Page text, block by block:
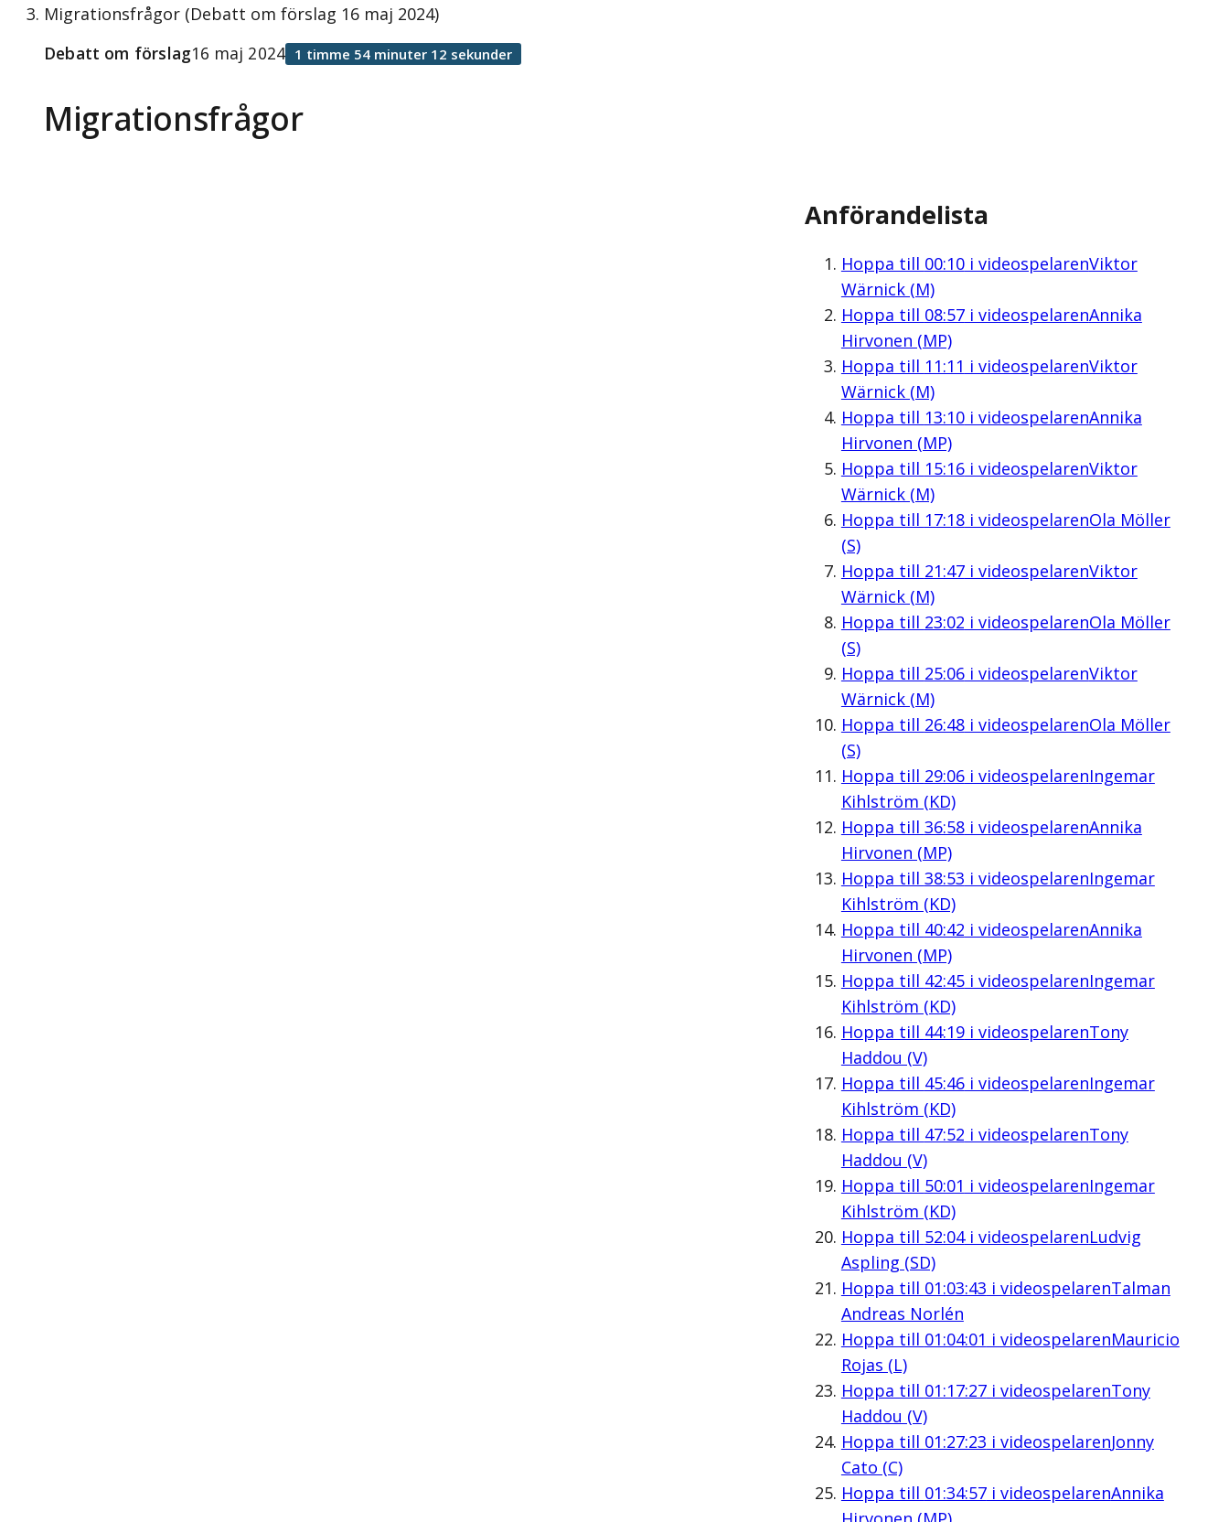
Migrationsfrågor (Debatt om förslag 16 maj 2024)
Migrationsfrågor
Debatt om förslag16 maj 2024 1 timme 54 minuter 12 sekunder
Anförandelista
Hoppa till 00:10i videospelarenViktor
Wärnick (M)
Hoppa till 08:57i videospelarenAnnika
Hirvonen (MP)
Hoppa till 11:11 i videospelarenViktor
Wärnick (M)
Hoppa till 13:10i videospelarenAnnika
Hirvonen (MP)
Hoppa till 15:16i videospelarenViktor
Wärnick (M)
Hoppa till 17:18i videospelarenOla Möller
(S)
Hoppa till 21:47i videospelarenViktor
Wärnick (M)
Hoppa till 23:02 i videospelarenOla Möller
(S)
Hoppa till 25:06i videospelarenViktor
Wärnick (M)
Hoppa till 26:48i videospelarenOla Möller
(S)
Hoppa till 29:06i videospelarenIngemar
Kihlström (KD)
Hoppa till 36:58i videospelarenAnnika
Hirvonen (MP)
Hoppa till 38:53 i videospelarenIngemar
Kihlström (KD)
Hoppa till 40:42 i videospelarenAnnika
Hirvonen (MP)
Hoppa till 42:45i videospelarenIngemar
Kihlström (KD)
Hoppa till 44:19i videospelarenTony
Haddou (V)
Hoppa till 45:46i videospelarenIngemar
Kihlström (KD)
Hoppa till 47:52 i videospelarenTony
Haddou (V)
Hoppa till 50:01 i videospelarenIngemar
Kihlström (KD)
Hoppa till 52:04i videospelarenLudvig
Aspling (SD)
Hoppa till 01:03:43 i videospelarenTalman
Andreas Norlén
Hoppa till 01:04:01 i videospelarenMauricio
Rojas (L)
Hoppa till 01:17:27i videospelarenTony
Haddou (V)
Hoppa till 01:27:23 i videospelarenJonny
Cato (C)
Hoppa till 01:34:57i videospelarenAnnika